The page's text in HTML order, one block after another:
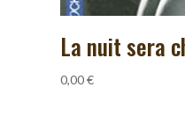
La nuit sera
0,00€